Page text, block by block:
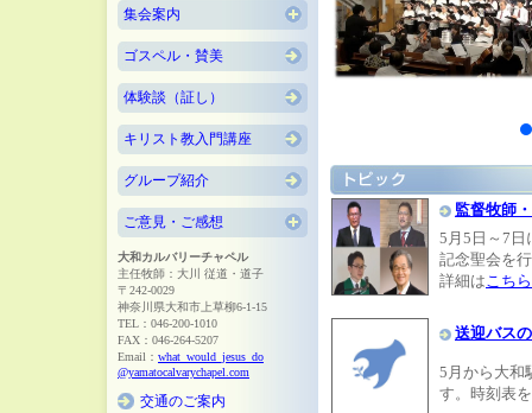
集会案内
ゴスペル・賛美
体験談（証し）
キリスト教入門講座
グループ紹介
ご意見・ご感想
大和カルバリーチャペル
主任牧師：大川 従道・道子
〒242-0029
神奈川県大和市上草柳6-1-15
TEL：046-200-1010
FAX：046-264-5207
Email： what_would_jesus_do
@yamatocalvarychapel.com
交通のご案内
監督牧師
5月5日～7日
記念聖会を
詳細はこちら
送迎バス
5月から大和
す。時刻表